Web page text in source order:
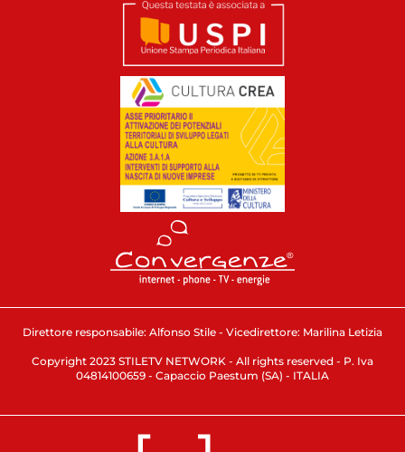
Direttore responsabile: Alfonso Stile - Vicedirettore: Marilina Letizia
Copyright 2023 STILETV NETWORK - All rights reserved - P. Iva
04814100659 - Capaccio Paestum (SA) - ITALIA